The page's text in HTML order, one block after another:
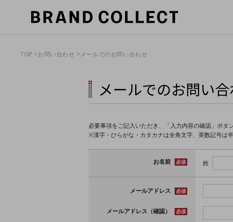
TOP お問い合わせ メールでのお問い合わせ
メールでのお問い
必要事項をご記入いただき、「入力内容の確認」ボタ
※漢字・ひらがな・カタカナは全角文字、英数記号は
お名前 必須 姓
メールアドレス 必須
メールアドレス（確認） 必須